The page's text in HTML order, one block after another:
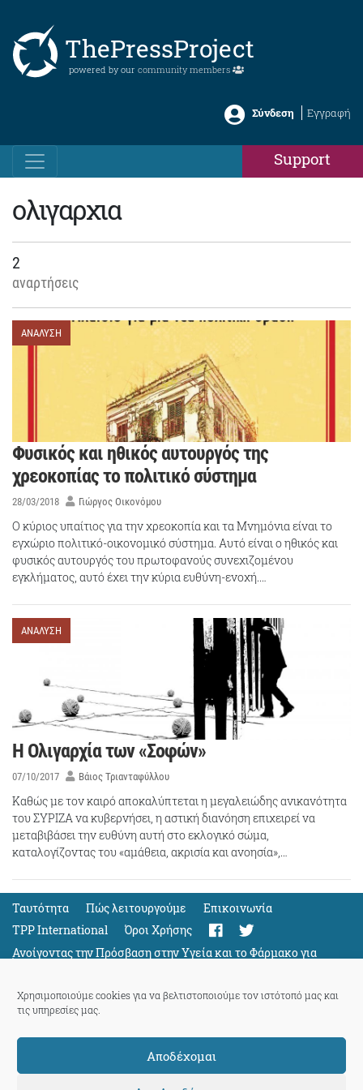
Χρησιμοποιούμε cookies για να βελτιστοποιούμε τον ιστότοπό μας και
τις υπηρεσίες μας.
Αποδέχομαι
ThePressProject
powered by our community members
Σύνδεση Εγγραφή
Support
ολιγαρχια
2
αναρτήσεις
ΑΝΑΛΥΣΗ
Φυσικός και ηθικός αυτουργός της
χρεοκοπίας το πολιτικό σύστημα
28/03/2018 Γιώργος Οικονόμου
Ο κύριος υπαίτιος για την χρεοκοπία και τα Μνημόνια είναι το
εγχώριο πολιτικό-οικονομικό σύστημα. Αυτό είναι ο ηθικός και
φυσικός αυτουργός του πρωτοφανούς συνεχιζομένου
εγκλήματος, αυτό έχει την κύρια ευθύνη-ενοχή.…
ΑΝΑΛΥΣΗ
Η Ολιγαρχία των «Σοφών»
07/10/2017 Βάιος Τριανταφύλλου
Καθώς με τον καιρό αποκαλύπτεται η μεγαλειώδης ανικανότητα
του ΣΥΡΙΖΑ να κυβερνήσει, η αστική διανόηση επιχειρεί να
μεταβιβάσει την ευθύνη αυτή στο εκλογικό σώμα,
καταλογίζοντας του «αμάθεια, ακρισία και ανοησία»,…
Ταυτότητα Πώς λειτουργούμε
Eπικοινωνία
TPP International
Όροι Χρήσης
Ανοίγοντας την Πρόσβαση στην Υγεία και το Φάρμακο για
Όλους
Support
ThePressProject
powered by our community members